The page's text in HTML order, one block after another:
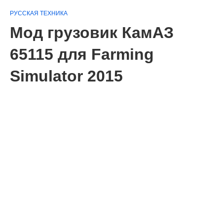
РУССКАЯ ТЕХНИКА
Мод грузовик КамАЗ
65115 для Farming
Simulator 2015